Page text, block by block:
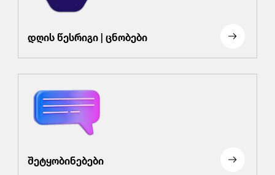
დღის წესრიგი | ცნობები
შეტყობინებები